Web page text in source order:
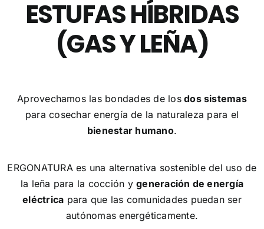
ESTUFAS HÍBRIDAS
(GAS Y LEÑA)
Aprovechamos las bondades de losdos sistemas
para cosechar energía de la naturaleza para el
bienestar humano.
ERGONATURA es una alternativa sostenible del uso de
la leña para la cocción ygeneración de energía
eléctrica para que las comunidades puedan ser
autónomas energéticamente.